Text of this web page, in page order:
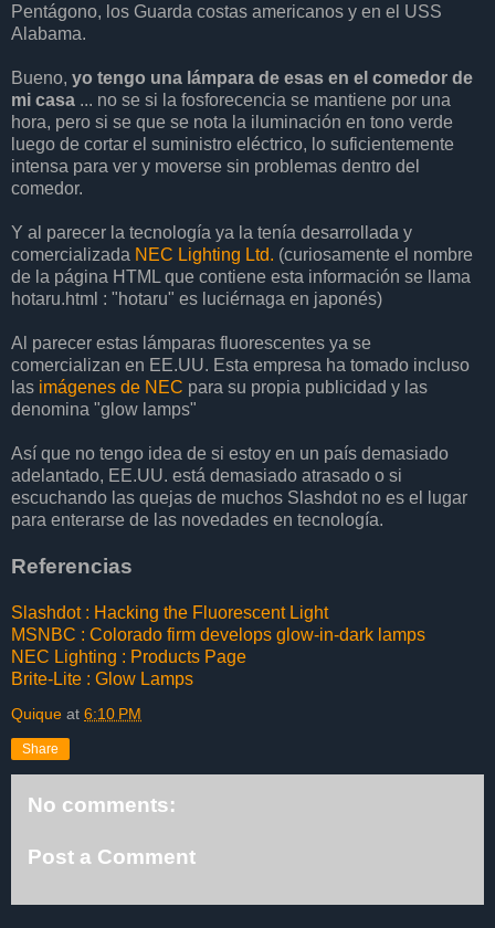
Pentágono, los Guarda costas americanos y en el USS
Alabama.
Bueno, yo tengo una lámpara de esas en el comedor de
mi casa ... no se si la fosforecencia se mantiene por una
hora, pero si se que se nota la iluminación en tono verde
luego de cortar el suministro eléctrico, lo suficientemente
intensa para ver y moverse sin problemas dentro del
comedor.
Y al parecer la tecnología ya la tenía desarrollada y
comercializada NEC Lighting Ltd. (curiosamente el nombre
de la página HTML que contiene esta información se llama
hotaru.html : "hotaru" es luciérnaga en japonés)
Al parecer estas lámparas fluorescentes ya se
comercializan en EE.UU. Esta empresa ha tomado incluso
las imágenes de NEC para su propia publicidad y las
denomina "glow lamps"
Así que no tengo idea de si estoy en un país demasiado
adelantado, EE.UU. está demasiado atrasado o si
escuchando las quejas de muchos Slashdot no es el lugar
para enterarse de las novedades en tecnología.
Referencias
Slashdot : Hacking the Fluorescent Light
MSNBC : Colorado firm develops glow-in-dark lamps
NEC Lighting : Products Page
Brite-Lite : Glow Lamps
Quique at 6:10 PM
Share
No comments:
Post a Comment